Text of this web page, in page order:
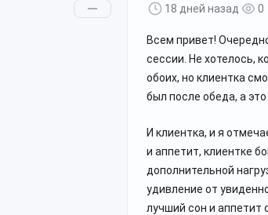
18 дней назад 0
Всем привет!
сессии. Не хотелось,
обоих, но клиентка
был после обеда, а это
И клиентка, и я
и аппетит, клиентке
дополнительной
удивление от
лучший сон и аппетит